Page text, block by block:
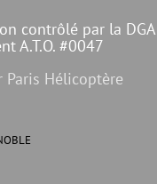
contrôlé par la
A.T.O. #0047
Hélicoptère